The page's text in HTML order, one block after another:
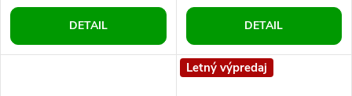
DETAIL DETAIL
Letný výpredaj